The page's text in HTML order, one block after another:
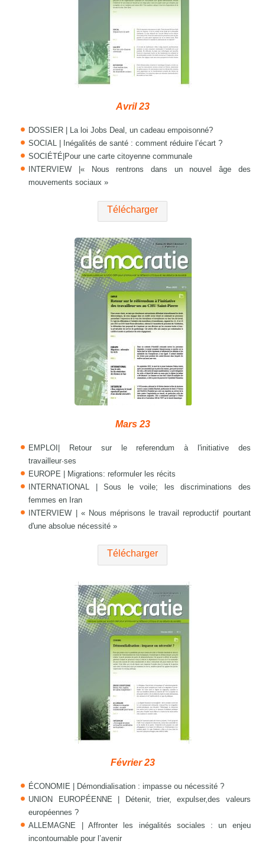
Avril 23
DOSSIER | La loi Jobs Deal, un cadeau empoisonné?
SOCIAL | Inégalités de santé : comment réduire l’écart ?
SOCIÉTÉ|Pour une carte citoyenne communale
INTERVIEW |« Nous rentrons dans un nouvel âge des
mouvements sociaux »
Télécharger
Mars 23
EMPLOI| Retour sur le referendum à l'initiative des
travailleur·ses
EUROPE | Migrations: reformuler les récits
INTERNATIONAL | Sous le voile; les discriminations des
femmes en Iran
INTERVIEW | « Nous méprisons le travail reproductif pourtant
d'une absolue nécessité »
Télécharger
Février 23
ÉCONOMIE | Démondialisation : impasse ou nécessité ?
UNION EUROPÉENNE | Détenir, trier, expulser,des valeurs
européennes ?
ALLEMAGNE | Affronter les inégalités sociales : un enjeu
incontournable pour l’avenir